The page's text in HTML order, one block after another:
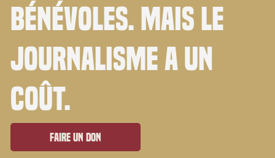
bénévoles. Mais le
journalisme a un
coût.
Faire un don